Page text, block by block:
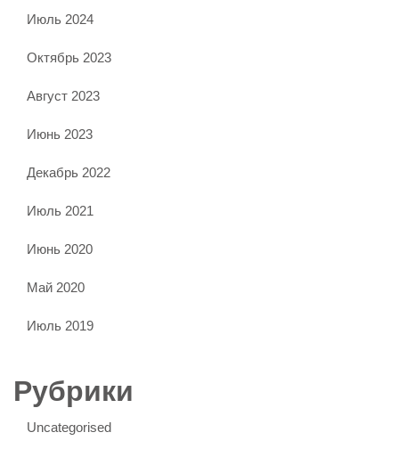
Июль 2024
Октябрь 2023
Август 2023
Июнь 2023
Декабрь 2022
Июль 2021
Июнь 2020
Май 2020
Июль 2019
Рубрики
Uncategorised